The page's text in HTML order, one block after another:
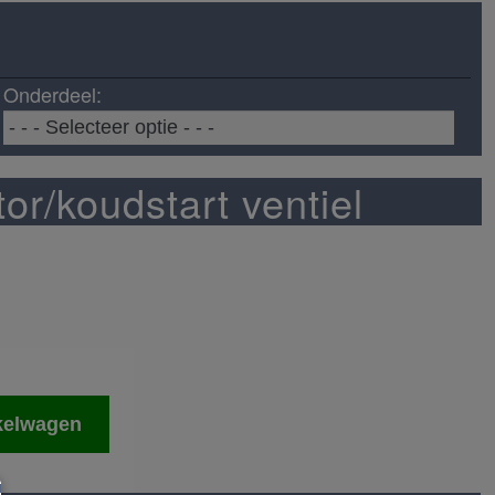
Onderdeel:
koudstart ventiel